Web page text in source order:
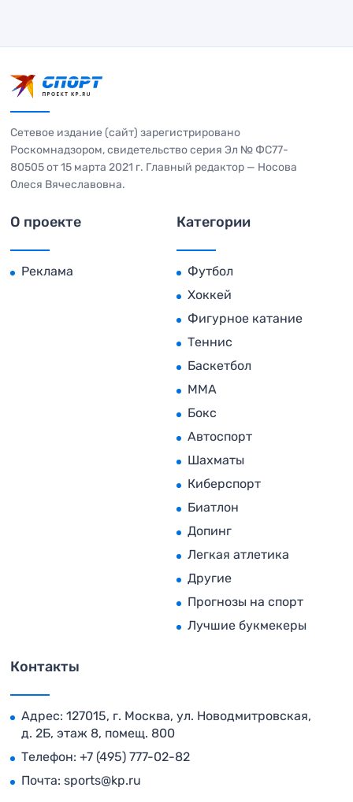
Сетевое издание (сайт) зарегистрировано
Роскомнадзором, свидетельство серия Эл № ФС77-
80505 от 15 марта 2021 г. Главный редактор — Носова
Олеся Вячеславовна.
О проекте
Реклама
Категории
Футбол
Хоккей
Фигурное катание
Теннис
Баскетбол
MMA
Бокс
Автоспорт
Шахматы
Киберспорт
Биатлон
Допинг
Легкая атлетика
Другие
Прогнозы на спорт
Лучшие букмекеры
Контакты
Адрес: 127015, г. Москва, ул. Новодмитровская,
д. 2Б, этаж 8, помещ. 800
Телефон: +7 (495) 777-02-82
Почта: sports@kp.ru